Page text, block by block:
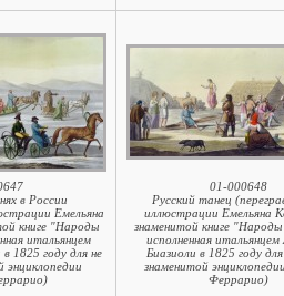
в России
Емельяна
книге "Народы
итальянцем
1825 году для не
энциклопедии
01-000648
Русский танец
иллюстрации Емельяна
знаменитой книге "Народы
исполненная
Биазиоли в 1825 году
знаменитой
Феррарио)